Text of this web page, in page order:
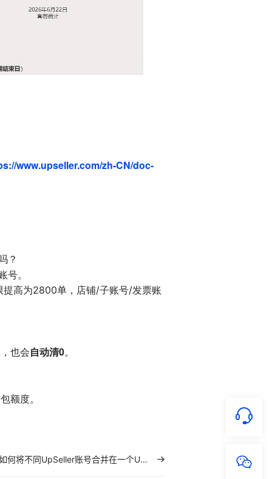
www.upseller.com/zh-CN/doc-
？
。
提高为2800单，店铺/子账号/发票账
也会自动清0。
额度。
如何将不同UpSeller账号合并在一个UpSeller账号上？